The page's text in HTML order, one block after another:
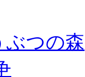
ぶつの森